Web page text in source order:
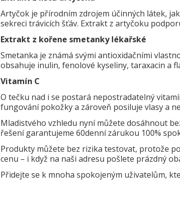
Artyčok je přírodním zdrojem účinných látek,
sekreci trávicích šťáv. Extrakt z artyčoku
Extrakt z kořene smetanky lékařské
Smetanka je známá svými antioxidačními
obsahuje inulin, fenolové kyseliny, taraxacin a
Vitamín C
O tečku nad i se postará nepostradatelný
fungování pokožky a zároveň posiluje vlasy a
Mladistvého vzhledu nyní můžete dosáhnout
řešení garantujeme 60denní zárukou 100%
Produkty můžete bez rizika testovat, protože
cenu – i když na naši adresu pošlete prázdný
Přidejte se k mnoha spokojeným uživatelům,